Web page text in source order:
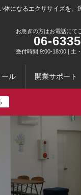
になるエクササイズを。
お急ぎの方はお電話にて
06-
受付時間 9:00-18:00 [ 土
ール 開業サポート